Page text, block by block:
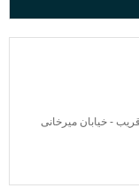
- خیابان میرخانی